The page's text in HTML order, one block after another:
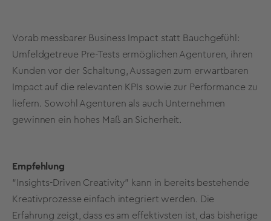
Vorab messbarer Business Impact statt Bauchgefühl:
Umfeldgetreue Pre-Tests ermöglichen Agenturen, ihren
Kunden vor der Schaltung, Aussagen zum erwartbaren
Impact auf die relevanten KPIs sowie zur Performance zu
liefern. Sowohl Agenturen als auch Unternehmen
gewinnen ein hohes Maß an Sicherheit.
Empfehlung
“Insights-Driven Creativity” kann in bereits bestehende
Kreativprozesse einfach integriert werden. Die
Erfahrung zeigt, dass es am effektivsten ist, das bisherige